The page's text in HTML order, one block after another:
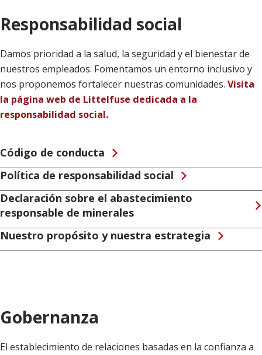
Responsabilidad social
Damos prioridad a la salud, la seguridad y el bienestar de
nuestros empleados. Fomentamos un entorno inclusivo y
nos proponemos fortalecer nuestras comunidades. Visita
la página web de Littelfuse dedicada a la
responsabilidad social.
Código de conducta
Política de responsabilidad social
Declaración sobre el abastecimiento
responsable de minerales
Nuestro propósito y nuestra estrategia
Gobernanza
El establecimiento de relaciones basadas en la confianza a